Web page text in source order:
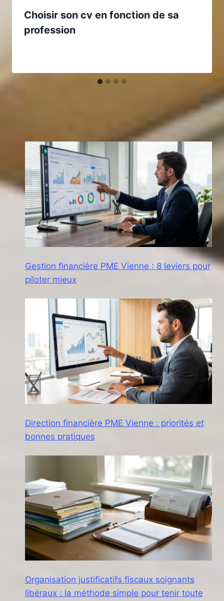
Choisir son cv en fonction de sa
profession
Gestion financière PME Vienne : 8 leviers pour
piloter mieux
Direction financière PME Vienne : priorités et
bonnes pratiques
Organisation justificatifs fiscaux soignants
libéraux : la méthode simple pour tenir toute